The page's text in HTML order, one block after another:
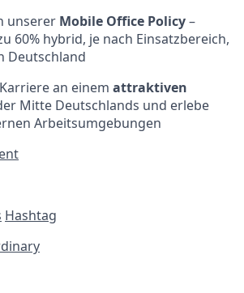
unserer Mobile Office Policy–
60% hybrid, je nach Einsatzbereich,
Deutschland
an einem attraktiven
Mitte Deutschlands und erlebe
Arbeitsumgebungen
Hashtag